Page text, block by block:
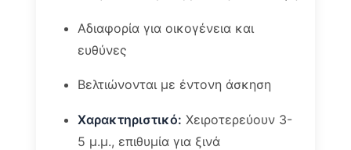
Αδιαφορία για οικογένεια και
ευθύνες
Βελτιώνονται με έντονη άσκηση
Χαρακτηριστικό: Χειροτερεύουν 3-
5 μ.μ., επιθυμία για ξινά